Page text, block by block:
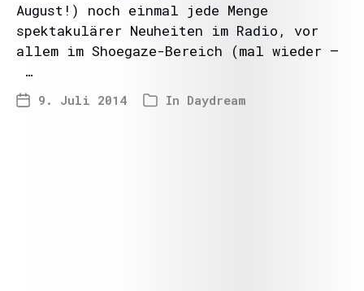
August!) noch einmal jede Menge
spektakulärer Neuheiten im Radio, vor
allem im Shoegaze-Bereich (mal wieder –
…
9. Juli 2014 In Daydream